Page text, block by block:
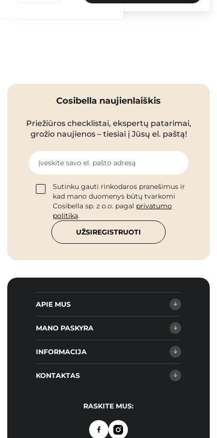
Cosibella naujienlaiškis
Priežiūros checklistai, ekspertų patarimai,
grožio naujienos – tiesiai į Jūsų el. paštą!
Įveskite savo el. pašto adresą
Sutinku gauti rinkodaros pranešimus ir
kad mano duomenys būtų tvarkomi
Cosibella sp. z o.o. pagal privatumo
politiką.
UŽSIREGISTRUOTI
APIE MUS
MANO PASKYRA
INFORMACIJA
KONTAKTAS
RASKITE MUS: